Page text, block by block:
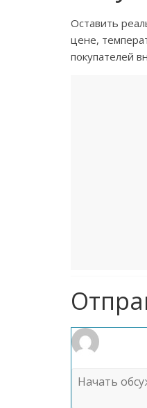
Оставить
цене,
покупателей